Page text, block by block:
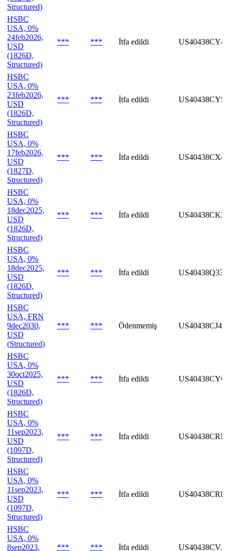
Structured)
HSBC
USA, 0%
24feb2026,
USD
(1826D,
Structured)
*** *** İtfa edildi
HSBC
USA, 0%
23feb2026,
USD
(1826D,
Structured)
*** *** İtfa edildi
HSBC
USA, 0%
17feb2026,
USD
(1827D,
Structured)
*** *** İtfa edildi
HSBC
USA, 0%
18dec2025,
USD
(1826D,
Structured)
*** *** İtfa edildi
HSBC
USA, 0%
18dec2025,
USD
(1826D,
Structured)
*** *** İtfa edildi
HSBC
USA, FRN
9dec2030,
USD
(Structured)
*** *** Ödenmemiş
HSBC
USA, 0%
30oct2025,
USD
(1826D,
Structured)
*** *** İtfa edildi
HSBC
USA, 0%
11sep2023,
USD
(1097D,
Structured)
*** *** İtfa edildi
HSBC
USA, 0%
11sep2023,
USD
(1097D,
Structured)
*** *** İtfa edildi
HSBC
USA, 0%
8sep2023,
*** *** İtfa edildi